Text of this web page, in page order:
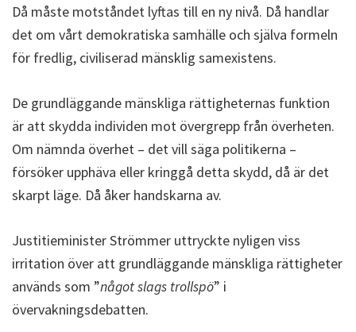
Då måste motståndet lyftas till en ny nivå. Då handlar
det om vårt demokratiska samhälle och själva formeln
för fredlig, civiliserad mänsklig samexistens.
De grundläggande mänskliga rättigheternas funktion
är att skydda individen mot övergrepp från överheten.
Om nämnda överhet – det vill säga politikerna –
försöker upphäva eller kringgå detta skydd, då är det
skarpt läge. Då åker handskarna av.
Justitieminister Strömmer uttryckte nyligen viss
irritation över att grundläggande mänskliga rättigheter
används som ”något slags trollspö” i
övervakningsdebatten.